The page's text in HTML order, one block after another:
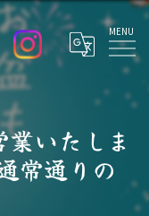
Menu
いたしま
常通りの